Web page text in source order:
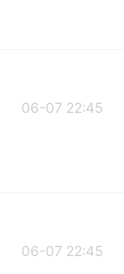
06-07 22:45
06-07 22:45